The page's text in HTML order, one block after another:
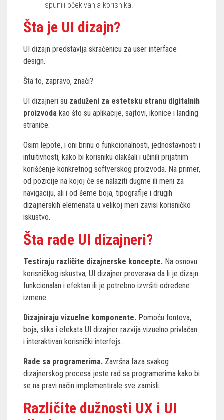
ispunili očekivanja korisnika.
Šta je UI dizajn?
UI dizajn predstavlja skraćenicu za user interface
design.
Šta to, zapravo, znači?
UI dizajneri su zaduženi za estetsku stranu digitalnih
proizvoda kao što su aplikacije, sajtovi, ikonice i landing
stranice.
Osim lepote, i oni brinu o funkcionalnosti, jednostavnosti i
intuitivnosti, kako bi korisniku olakšali i učinili prijatnim
korišćenje konkretnog softverskog proizvoda. Na primer,
od pozicije na kojoj će se nalaziti dugme ili meni za
navigaciju, ali i od šeme boja, tipografije i drugih
dizajnerskih elemenata u velikoj meri zavisi korisničko
iskustvo.
Šta rade UI dizajneri?
Testiraju različite dizajnerske koncepte. Na osnovu
korisničkog iskustva, UI dizajner proverava da li je dizajn
funkcionalan i efektan ili je potrebno izvršiti određene
izmene.
Dizajniraju vizuelne komponente. Pomoću fontova,
boja, slika i efekata UI dizajner razvija vizuelno privlačan
i interaktivan korisnički interfejs.
Rade sa programerima. Završna faza svakog
dizajnerskog procesa jeste rad sa programerima kako bi
se na pravi način implementirale sve zamisli.
Različite dužnosti UX i UI